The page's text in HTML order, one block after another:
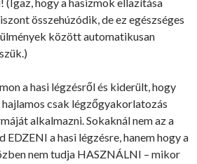
összehúzódik, de ez egészséges
között automatikusan
a hasi légzésről és kiderült, hogy
csak légzőgyakorlatozás
alkalmazni. Sokaknál nem az a
EDZENI a hasi légzésre, hanem hogy a
nem tudja HASZNÁLNI – mikor